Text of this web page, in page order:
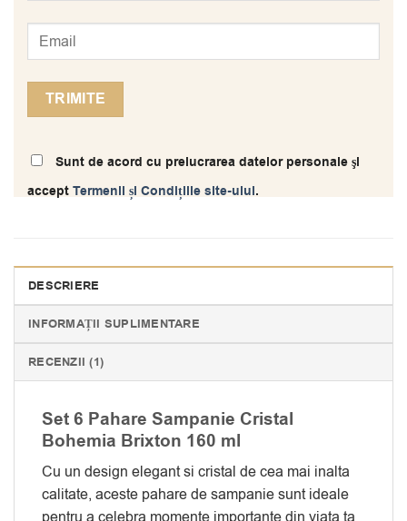
Sunt de acord cu prelucrarea datelor personale şi
acceptTermenii și Condițiile site-ului.
DESCRIERE
INFORMAȚII SUPLIMENTARE
RECENZII (1)
Set 6 Pahare Sampanie Cristal
Bohemia Brixton 160 ml
Cu un design elegant si cristal de cea mai inalta
calitate, aceste pahare de sampanie sunt ideale